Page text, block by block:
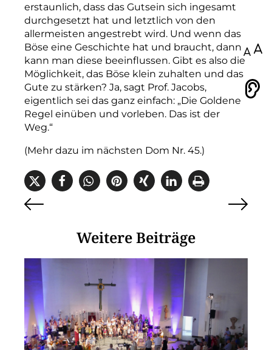
erstaunlich, dass das Gutsein sich ingesamt
durchgesetzt hat und letztlich von den
allermeisten angestrebt wird. Und wenn das
Böse eine Geschichte hat und braucht, dann
kann man diese beeinflussen. Gibt es also die
Möglichkeit, das Böse klein zuhalten und das
Gute zu stärken? Ja, sagt Prof. Jacobs,
eigentlich sei das ganz einfach: „Die Goldene
Regel einüben und vorleben. Das ist der
Weg.“
(Mehr dazu im nächsten Dom Nr. 45.)
Weitere Beiträge
100
Vorlesen